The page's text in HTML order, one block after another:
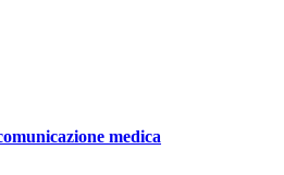
medica